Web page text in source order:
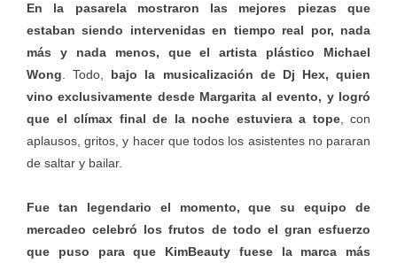
En la pasarela mostraron las mejores piezas que
estaban siendo intervenidas en tiempo real por, nada
más y nada menos, que el artista plástico Michael
Wong . Todo, bajo la musicalización de Dj Hex, quien
vino exclusivamente desde Margarita al evento, y logró
que el clímax final de la noche estuviera a tope, con
aplausos, gritos, y hacer que todos los asistentes no pararan
de saltar y bailar.
Fue tan legendario el momento, que su equipo de
mercadeo celebró los frutos de todo el gran esfuerzo
que puso para que KimBeauty fuese la marca más